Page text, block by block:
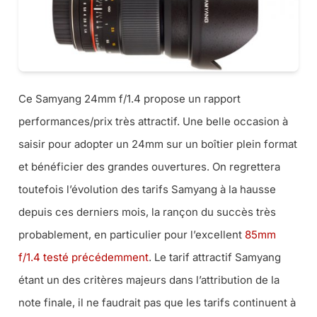
Ce Samyang 24mm f/1.4 propose un rapport
performances/prix très attractif. Une belle occasion à
saisir pour adopter un 24mm sur un boîtier plein format
et bénéficier des grandes ouvertures. On regrettera
toutefois l’évolution des tarifs Samyang à la hausse
depuis ces derniers mois, la rançon du succès très
probablement, en particulier pour l’excellent 85mm
f/1.4 testé précédemment. Le tarif attractif Samyang
étant un des critères majeurs dans l’attribution de la
note finale, il ne faudrait pas que les tarifs continuent à